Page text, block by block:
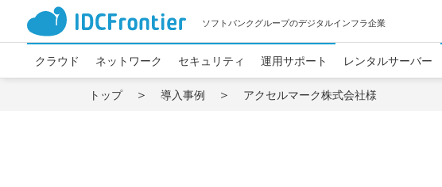
ソフトバンクグループのデジタルインフラ企業
クラウド ネットワーク セキュリティ 運用サポート レンタルサーバー
トップ 導入事例 アクセルマーク株式会社様